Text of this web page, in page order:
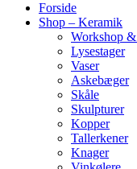
Forside
Shop – Keramik
Workshop
Lysestager
Vaser
Askebæger
Skåle
Skulpturer
Kopper
Tallerkener
Knager